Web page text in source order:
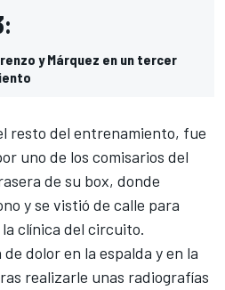
y Márquez en un tercer
resto del entrenamiento, fue
uno de los comisarios del
de su box, donde
y se vistió de calle para
clínica del circuito.
dolor en la espalda y en la
realizarle unas radiografías